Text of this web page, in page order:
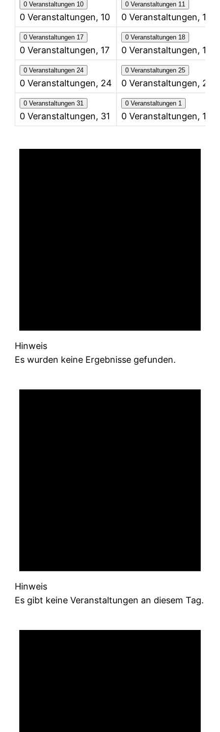
0 Veranstaltungen 10
0 Veranstaltungen, 10
0 Veranstaltungen 11
0 Veranstaltungen, 11
0 Veranstaltungen 17
0 Veranstaltungen, 17
0 Veranstaltungen 18
0 Veranstaltungen, 18
0 Veranstaltungen 24
0 Veranstaltungen, 24
0 Veranstaltungen 25
0 Veranstaltungen, 25
0 Veranstaltungen31
0 Veranstaltungen, 31
0 Veranstaltungen 1
0 Veranstaltungen, 1
Hinweis
Es wurden keine Ergebnisse gefunden.
Hinweis
Es gibt keine Veranstaltungen an diesem Tag.